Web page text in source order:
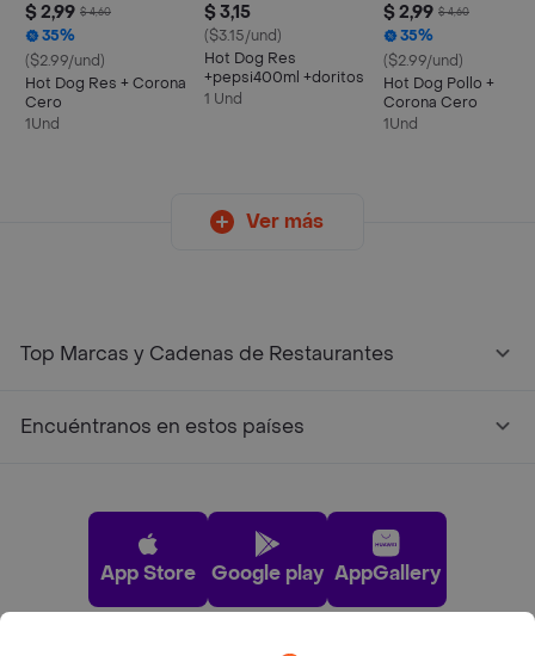
$ 2,99 $ 4,60
35%
($2.99/und)
Hot Dog Res + Corona
Cero
1Und
$ 3,15
($3.15/und)
Hot Dog Res
+pepsi400ml +doritos
1 Und
$ 2,99 $ 4,60
35%
($2.99/und)
Hot Dog Pollo +
Corona Cero
1Und
Ver más
Top Marcas y Cadenas de Restaurantes
Encuéntranos en estos países
App Store Google play AppGallery